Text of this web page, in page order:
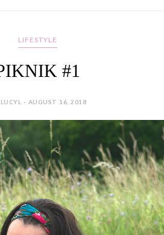
LIFESTYLE
#1
- AUGUST 16, 2018